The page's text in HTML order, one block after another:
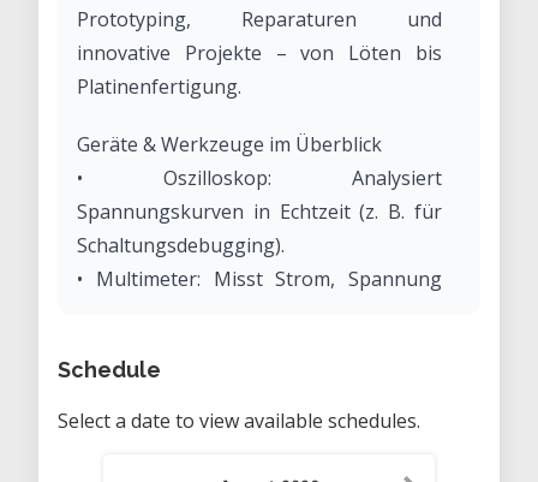
Prototyping, Reparaturen und
innovative Projekte – von Löten bis
Platinenfertigung.
Geräte & Werkzeuge im Überblick
• Oszilloskop: Analysiert
Spannungskurven in Echtzeit (z. B. für
Schaltungsdebugging).
• Multimeter: Misst Strom, Spannung
stabile Stromversorgung.
• Kameramikroskop: Ermöglicht präzises
Schedule
Select a date to view available schedules.